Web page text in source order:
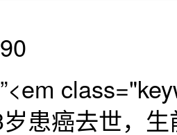
90